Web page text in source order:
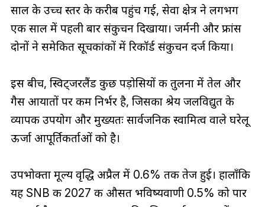
साल के उच्च स्तर के करीब पहुंच गई, सेवा क्षेत्र ने लगभग
एक साल में पहली बार संकुचन दिखाया। जर्मनी और फ्रांस
दोनों ने समेकित सूचकांकों में रिकॉर्ड संकुचन दर्ज किया।
इस बीच, स्विट्जरलैंड कुछ पड़ोसियों की तुलना में तेल और
गैस आयातों पर कम निर्भर है, जिसका श्रेय जलविद्युत के
व्यापक उपयोग और मुख्यतः सार्वजनिक स्वामित्व वाले घरेलू
ऊर्जा आपूर्तिकर्ताओं को है।
उपभोक्ता मूल्य वृद्धि अप्रैल में 0.6% तक तेज हुई। हालाँकि
यह SNB की 2027 की औसत भविष्यवाणी 0.5% को पार